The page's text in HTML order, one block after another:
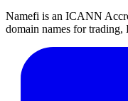
Namefi is an ICANN
domain names for